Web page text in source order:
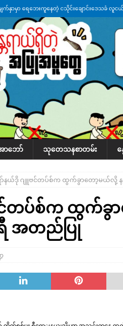
က်နှာမှာ ရေဘေးကူနေတဲ့ ငသိုင်းချောင်းဒေသခံ လူငယ်
းနေတဲ့ လေးမျက်နှာမှာ ဖုန်းလိုင်းတွေ ပြတ်တောက်နေ
မြို့မှာ ကားမှန်ခွဲခံရတာတွေ ဆက်တိုက်ဖြစ် ဒေသ
ဒုံးကျည်စမ်းသပ်မှုကို မြောက်ကိုရီးယား ဝေဖန် နို
ပြီး ခုနှစ်ရက်မြောက်နေ့မှာ ငသိုင်းချောင်းမြို့ကို ရေ
ဘော် သုတေသနစာတမ်း
ာ်နယ်ဒို ဂျူဗင်တပ်စ်က ထွက်ခွာတော့မယ်လို့
င်တပ်စ်က ထွက်ခွ
အတည်ပြု